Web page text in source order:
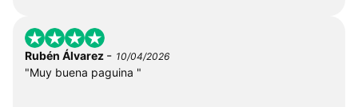
Rubén Álvarez - 10/04/2026
"Muy buena paguina "